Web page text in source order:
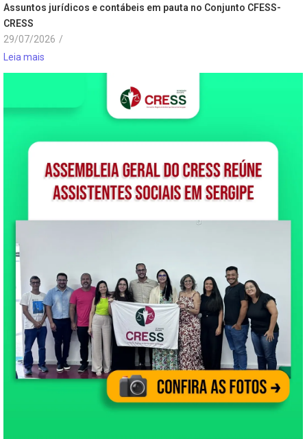
Assuntos jurídicos e contábeis em pauta no Conjunto CFESS-
CRESS
29/07/2026 /
Leia mais